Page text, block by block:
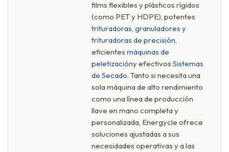
films flexibles y plásticos rígidos
(como PET y HDPE), potentes
trituradoras, granuladores y
trituradoras de precisión,
eficientes máquinas de
peletizacióny efectivos Sistemas
de Secado. Tanto si necesita una
sola máquina de alto rendimiento
como una línea de producción
llave en mano completa y
personalizada, Energycle ofrece
soluciones ajustadas a sus
necesidades operativas y a las